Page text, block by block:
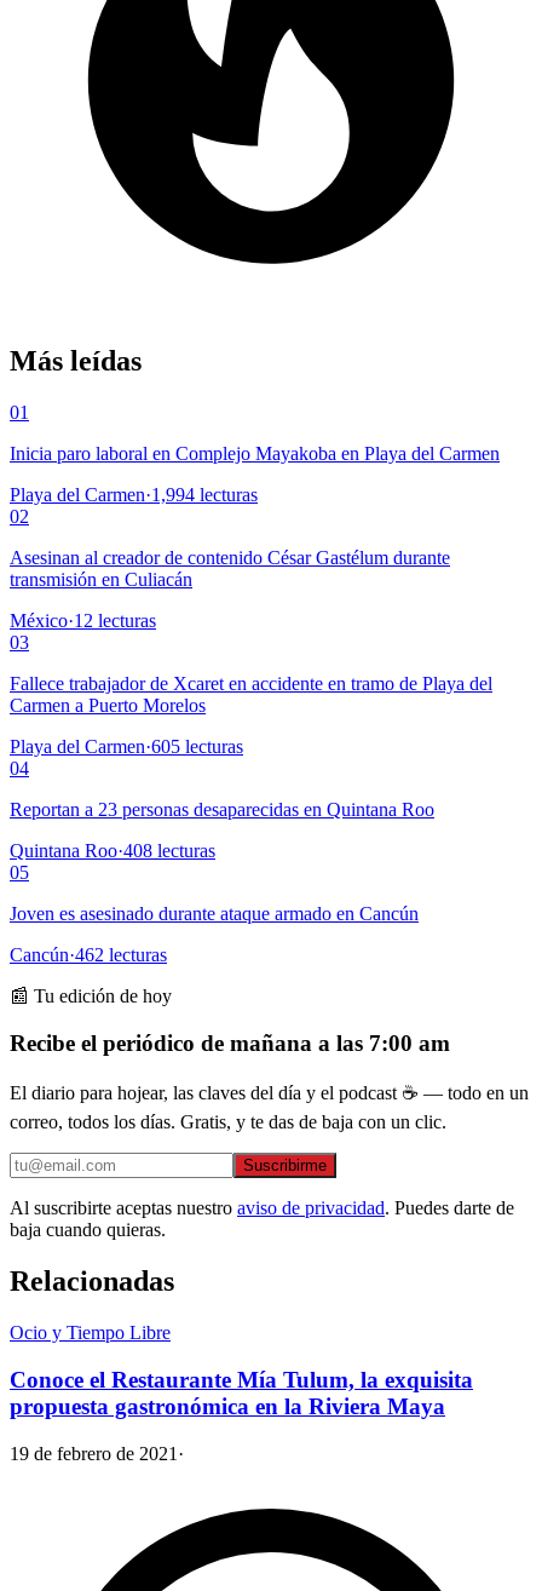
Más leídas
01
Inicia paro laboral en Complejo Mayakoba en Playa del Carmen
Playa del Carmen·1,994 lecturas
02
Asesinan al creador de contenido César Gastélum durante
transmisión en Culiacán
México·12 lecturas
03
Fallece trabajador de Xcaret en accidente en tramo de Playa del
Carmen a Puerto Morelos
Playa del Carmen·605 lecturas
04
Reportan a 23 personas desaparecidas en Quintana Roo
Quintana Roo·408 lecturas
05
Joven es asesinado durante ataque armado en Cancún
Cancún·462 lecturas
📰 Tu edición de hoy
Recibe el periódico de mañana a las 7:00 am
El diario para hojear, las claves del día y el podcast ☕ — todo en un
correo, todos los días. Gratis, y te das de baja con un clic.
Suscribirme
Al suscribirte aceptas nuestro aviso de privacidad. Puedes darte de
baja cuando quieras.
Relacionadas
Ocio y Tiempo Libre
Conoce el Restaurante Mía Tulum, la exquisita
propuesta gastronómica en la Riviera Maya
19 de febrero de 2021 ·